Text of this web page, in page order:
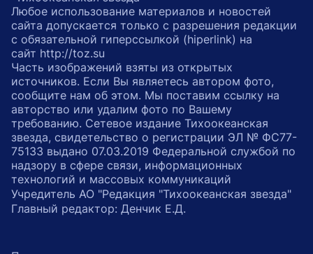
Любое использование материалов и новостей
сайта допускается только с разрешения редакции
с обязательной гиперссылкой (hiperlink) на
сайт http://toz.su
Часть изображений взяты из открытых
источников. Если Вы являетесь автором фото,
сообщите нам об этом. Мы поставим ссылку на
авторство или удалим фото по Вашему
требованию. Сетевое издание Тихоокеанская
звезда, свидетельство о регистрации ЭЛ № ФС77-
75133 выдано 07.03.2019 Федеральной службой по
надзору в сфере связи, информационных
технологий и массовых коммуникаций
Учредитель АО "Редакция "Тихоокеанская звезда"
Главный редактор: Денчик Е.Д.